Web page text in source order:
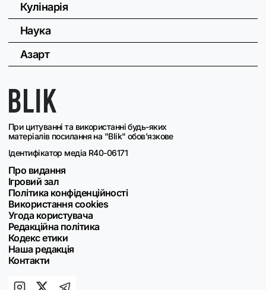
При цитуванні та використанні будь-яких
матеріалів посилання на "Blik" обов'язкове
Ідентифікатор медіа R40-06171
Про видання
Ігровий зал
Політика конфіденційності
Використання cookies
Угода користувача
Редакційна політика
Кодекс етики
Наша редакція
Контакти
Кулінарія
Наука
Азарт